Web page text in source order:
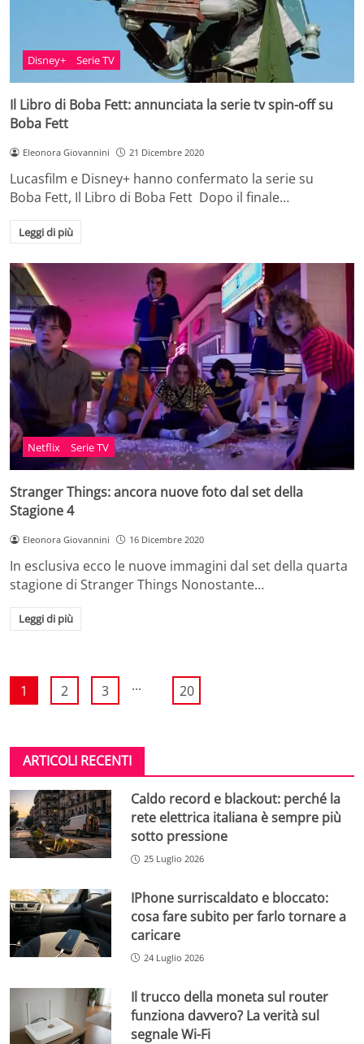
Disney+ Serie TV
Il Libro di Boba Fett: annunciata la serie tv spin-off su
Boba Fett
Eleonora Giovannini 21 Dicembre 2020
Lucasfilm e Disney+ hanno confermato la serie su
Boba Fett, Il Libro di Boba Fett Dopo il finale…
Leggi di più
Netflix Serie TV
Stranger Things: ancora nuove foto dal set della
Stagione 4
Eleonora Giovannini 16 Dicembre 2020
In esclusiva ecco le nuove immagini dal set della quarta
stagione di Stranger Things Nonostante…
Leggi di più
1 2 3 ... 20
ARTICOLI RECENTI
Caldo record e blackout: perché la
rete elettrica italiana è sempre più
sotto pressione
25 Luglio 2026
IPhone surriscaldato e bloccato:
cosa fare subito per farlo tornare a
caricare
24 Luglio 2026
Il trucco della moneta sul router
funziona davvero? La verità sul
segnale Wi-Fi